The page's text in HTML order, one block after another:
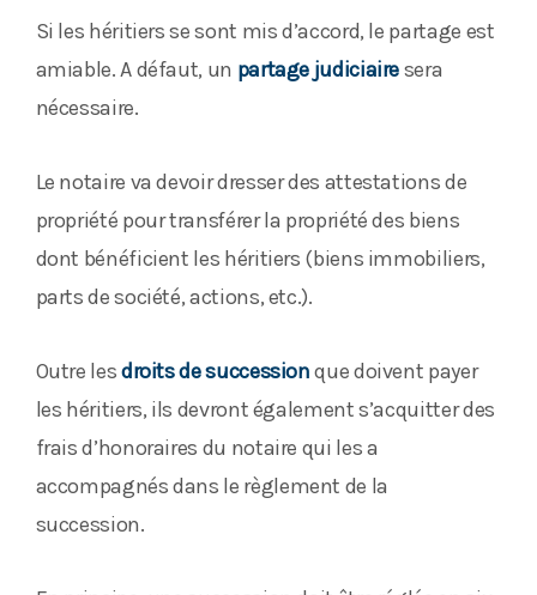
Si les héritiers se sont mis d’accord, le partage est
amiable. A défaut, un partage judiciairesera
nécessaire.
Le notaire va devoir dresser des attestations de
propriété pour transférer la propriété des biens
dont bénéficient les héritiers (biens immobiliers,
parts de société, actions, etc.).
Outre lesdroits de successionque doivent payer
les héritiers, ils devront également s’acquitter des
frais d’honoraires du notaire qui les a
accompagnés dans le règlement de la
succession.